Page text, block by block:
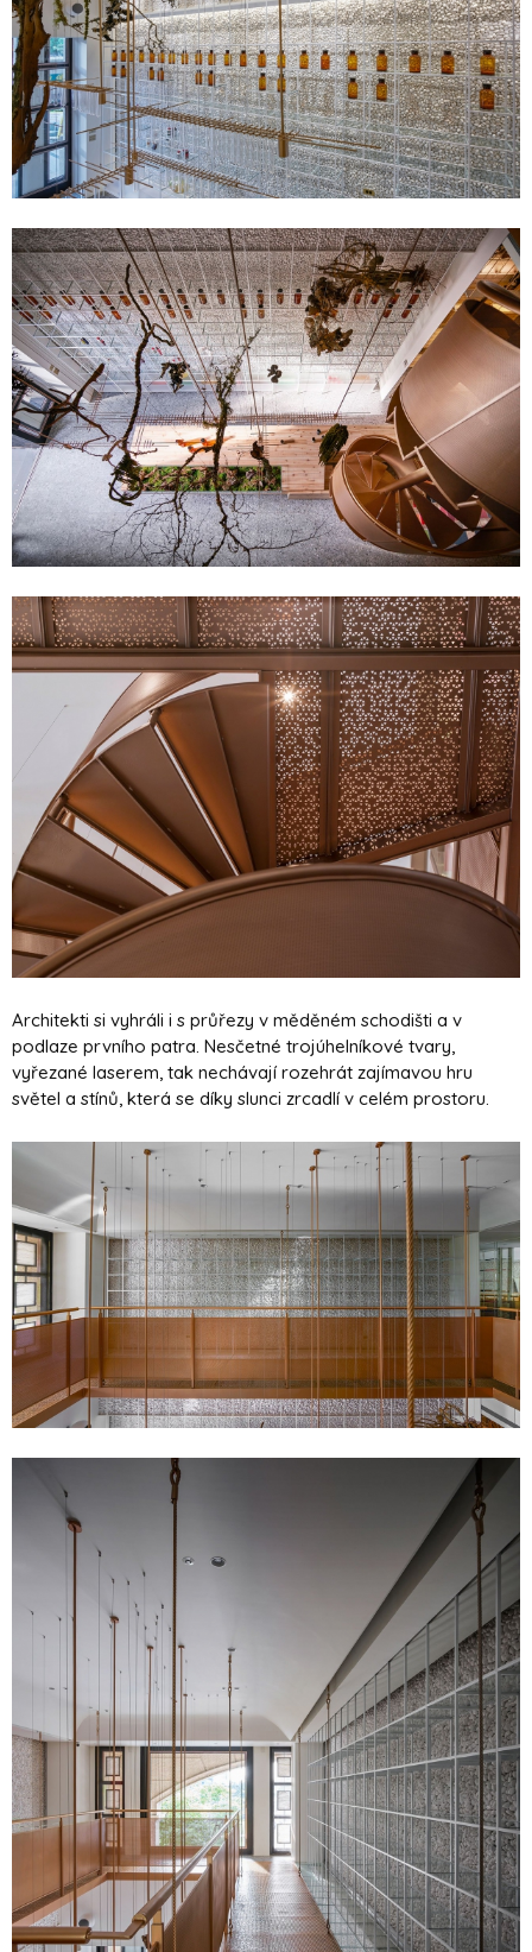
Architekti si vyhráli i s průřezy v měděném schodišti a v
podlaze prvního patra. Nesčetné trojúhelníkové tvary,
vyřezané laserem, tak nechávají rozehrát zajímavou hru
světel a stínů, která se díky slunci zrcadlí v celém prostoru.